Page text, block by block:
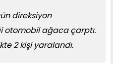
direksiyon
otomobil ağaca çarptı.
2 kişi yaralandı.